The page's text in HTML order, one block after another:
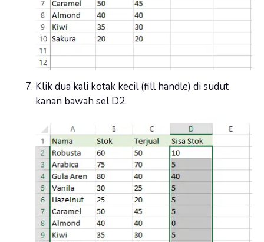
Klik dua kali kotak kecil (fill handle) di sudut
kanan bawah sel D2.